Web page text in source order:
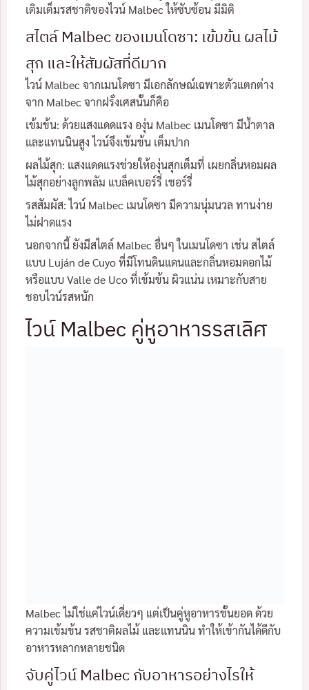
เติมเต็มรสชาติของไวน์ Malbec ให้ซับซ้อน มีมิติ
สไตล์ Malbec ของเมนโดซา: เข้มข้น ผลไม้
สุก และให้สัมผัสที่ดีมาก
ไวน์ Malbec จากเมนโดซา มีเอกลักษณ์เฉพาะตัวแตกต่าง
จาก Malbec จากฝรั่งเศสนั้นก็คือ
เข้มข้น: ด้วยแสงแดดแรง องุ่น Malbec เมนโดซา มีน้ำตาล
และแทนนินสูง ไวน์จึงเข้มข้น เต็มปาก
ผลไม้สุก: แสงแดดแรงช่วยให้องุ่นสุกเต็มที่ เผยกลิ่นหอมผล
ไม้สุกอย่างลูกพลัม แบล็คเบอร์รี่ เชอร์รี่
รสสัมผัส: ไวน์ Malbec เมนโดซา มีความนุ่มนวล ทานง่าย
ไม่ฝาดแรง
นอกจากนี้ ยังมีสไตล์ Malbec อื่นๆ ในเมนโดซา เช่น สไตล์
แบบ Luján de Cuyo ที่มีโทนดินแดนและกลิ่นหอมดอกไม้
หรือแบบ Valle de Uco ที่เข้มข้น ผิวแน่น เหมาะกับสาย
ชอบไวน์รสหนัก
ไวน์ Malbec คู่หูอาหารรสเลิศ
Malbec ไม่ใช่แค่ไวน์เดี่ยวๆ แต่เป็นคู่หูอาหารชั้นยอด ด้วย
ความเข้มข้น รสชาติผลไม้ และแทนนิน ทำให้เข้ากันได้ดีกับ
อาหารหลากหลายชนิด
จับคู่ไวน์ Malbec กับอาหารอย่างไรให้